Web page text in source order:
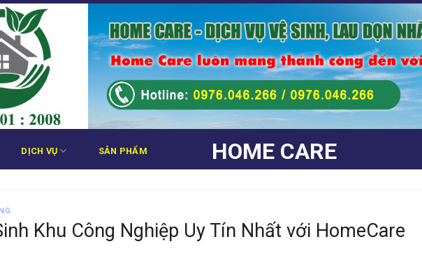
HOME CARE
DỊCH VỤ SẢN PHẨM
Khu Công Nghiệp Uy Tín Nhất với HomeCare